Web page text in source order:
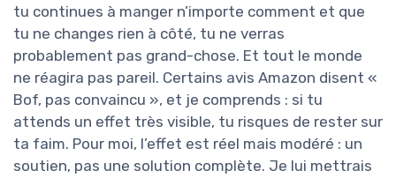
tu continues à manger n’importe comment et que
tu ne changes rien à côté, tu ne verras
probablement pas grand-chose. Et tout le monde
ne réagira pas pareil. Certains avis Amazon disent «
Bof, pas convaincu », et je comprends : si tu
attends un effet très visible, tu risques de rester sur
ta faim. Pour moi, l’effet est réel mais modéré : un
soutien, pas une solution complète. Je lui mettrais